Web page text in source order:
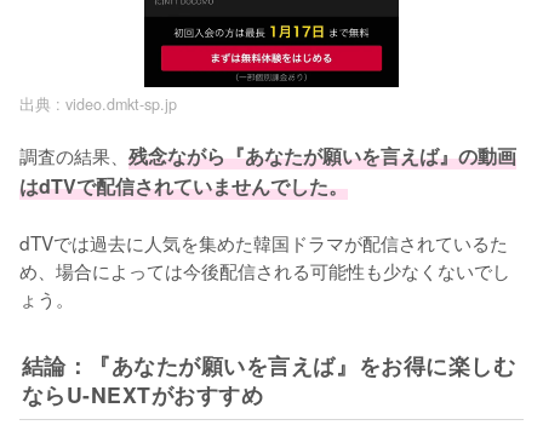
出典 : video.dmkt-sp.jp
調査の結果、 残念ながら『あなたが願いを言えば』の動画
はdTVで配信されていませんでした。
dTVでは過去に人気を集めた韓国ドラマが配信されているた
め、場合によっては今後配信される可能性も少なくないでし
ょう。
結論：『あなたが願いを言えば』をお得に楽しむ
ならU-NEXTがおすすめ